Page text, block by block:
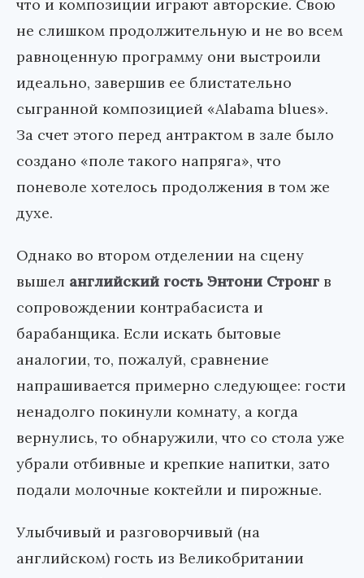
что и композиции играют авторские. Свою
не слишком продолжительную и не во всем
равноценную программу они выстроили
идеально, завершив ее блистательно
сыгранной композицией «Alabama blues».
За счет этого перед антрактом в зале было
создано «поле такого напряга», что
поневоле хотелось продолжения в том же
духе.
Однако во втором отделении на сцену
вышел английский гость Энтони Стронг в
сопровождении контрабасиста и
барабанщика. Если искать бытовые
аналогии, то, пожалуй, сравнение
напрашивается примерно следующее: гости
ненадолго покинули комнату, а когда
вернулись, то обнаружили, что со стола уже
убрали отбивные и крепкие напитки, зато
подали молочные коктейли и пирожные.
Улыбчивый и разговорчивый (на
английском) гость из Великобритании